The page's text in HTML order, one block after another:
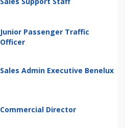
Junior Passenger Traffic
Officer
Sales Admin Executive Benelux
Commercial Director